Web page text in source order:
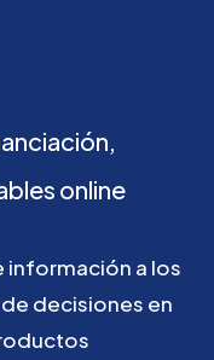
online
información a los
de decisiones en